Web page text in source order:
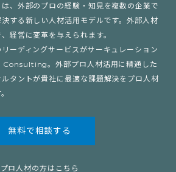
は、外部のプロの経験・知見を複数の企業で
する新しい人材活用モデルです。外部人材
経営に変革を与えられます。
ーディングサービスがサーキュレーション
。外部プロ人材活用に精通した
タントが貴社に最適な課題解決をプロ人材
無料で相談する
プロ人材の方はこちら